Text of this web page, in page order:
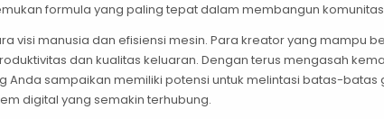
formula yang paling tepat dalam membangun
visi manusia dan efisiensi mesin. Para kreator yang mampu
dan kualitas keluaran. Dengan terus mengasah
sampaikan memiliki potensi untuk melintasi batas-batas
digital yang semakin terhubung.